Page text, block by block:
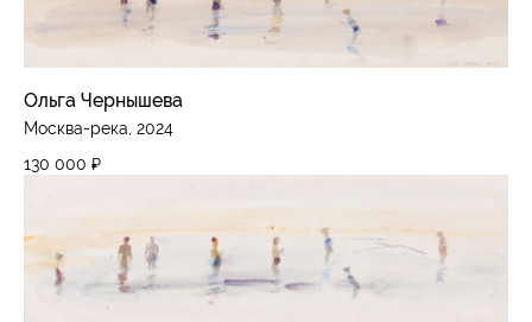
Ольга Чернышева
Москва-река, 2024
130 000 ₽